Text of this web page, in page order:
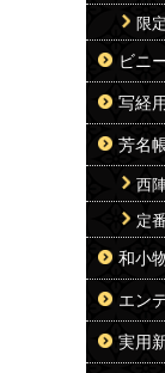
限
ビニ
写経
芳名
西
定
和小
エン
実用